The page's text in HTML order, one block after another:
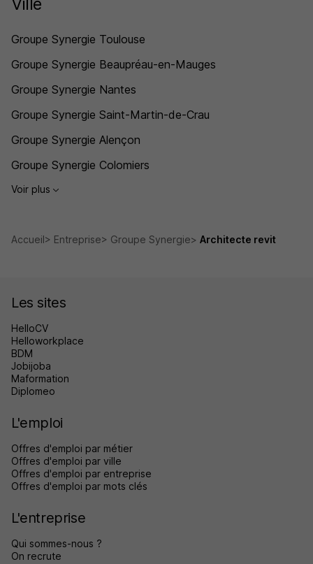
Groupe Synergie Toulouse
Groupe Synergie Beaupréau-en-Mauges
Groupe Synergie Nantes
Groupe Synergie Saint-Martin-de-Crau
Groupe Synergie Alençon
Groupe Synergie Colomiers
Voir plus
Accueil Entreprise Groupe Synergie Architecte revit
Les sites
HelloCV
Helloworkplace
BDM
Jobijoba
Maformation
Diplomeo
L'emploi
Offres d'emploi par métier
Offres d'emploi par ville
Offres d'emploi par entreprise
Offres d'emploi par mots clés
L'entreprise
Qui sommes-nous ?
On recrute